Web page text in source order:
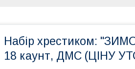
Набір хрестиком:
18 каунт, ДМС (ЦІНУ